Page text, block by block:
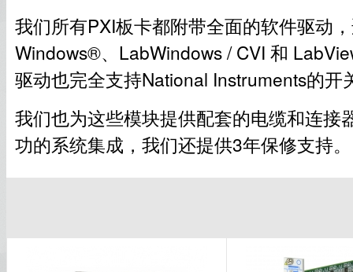
我们所有PXI板卡都附带全面的软件驱动
Windows®、LabWindows / CVI 和
驱动也完全支持National Instruments的开
我们也为这些模块提供配套的电缆和连接
功的系统集成，我们还提供3年保修支持。